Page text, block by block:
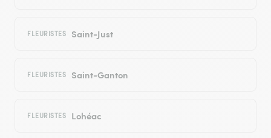
FLEURISTES Saint-Just
FLEURISTES Saint-Ganton
FLEURISTES Lohéac